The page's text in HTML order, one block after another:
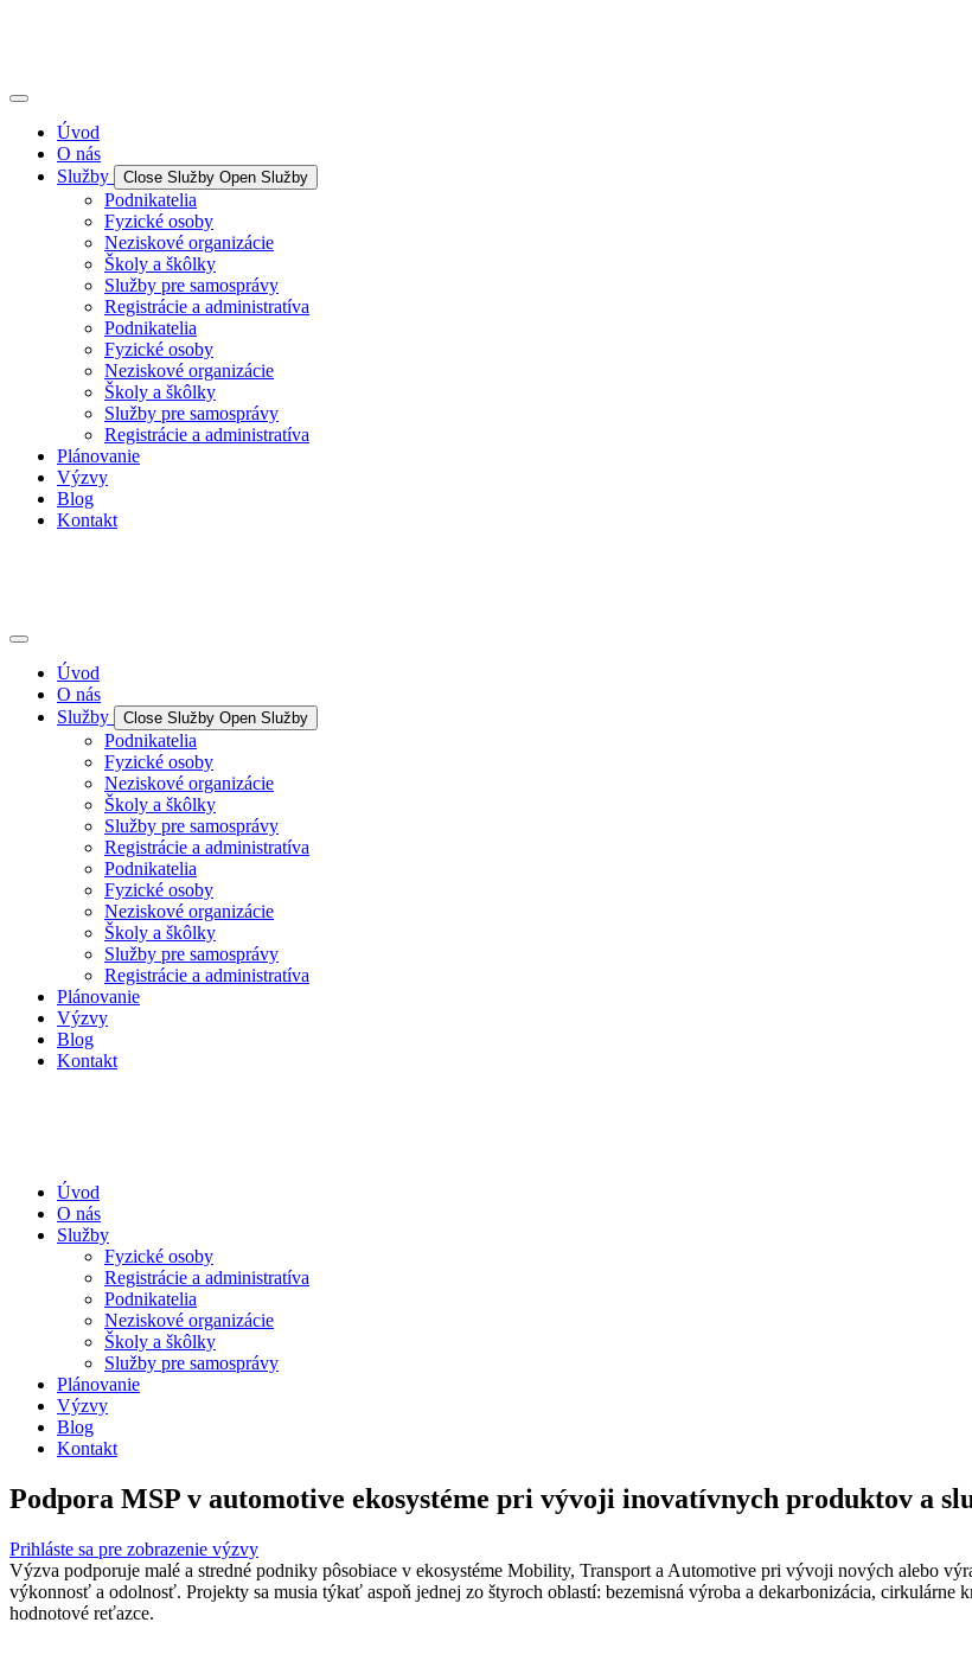
Úvod
O nás
Služby
Close Služby Open Služby
Podnikatelia
Fyzické osoby
Neziskové organizácie
Školy a škôlky
Služby pre samosprávy
Registrácie a administratíva
Podnikatelia
Fyzické osoby
Neziskové organizácie
Školy a škôlky
Služby pre samosprávy
Registrácie a administratíva
Plánovanie
Výzvy
Blog
Kontakt
Úvod
O nás
Služby
Close Služby Open Služby
Podnikatelia
Fyzické osoby
Neziskové organizácie
Školy a škôlky
Služby pre samosprávy
Registrácie a administratíva
Podnikatelia
Fyzické osoby
Neziskové organizácie
Školy a škôlky
Služby pre samosprávy
Registrácie a administratíva
Plánovanie
Výzvy
Blog
Kontakt
Úvod
O nás
Služby
Fyzické osoby
Registrácie a administratíva
Podnikatelia
Neziskové organizácie
Školy a škôlky
Služby pre samosprávy
Plánovanie
Výzvy
Blog
Kontakt
Podpora MSP v automotive ekosystéme pri vývoji inovatívnych produktov a
Prihláste sa pre zobrazenie výzvy
Výzva podporuje malé a stredné podniky pôsobiace v ekosystéme Mobility, Transport a Automotive pri vývoji nových alebo
výkonnosť a odolnosť. Projekty sa musia týkať aspoň jednej zo štyroch oblastí: bezemisná výroba a dekarbonizácia,
hodnotové reťazce.